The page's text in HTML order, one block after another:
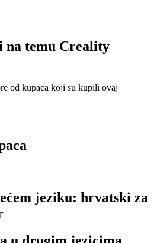
na temu Creality
od kupaca koji su kupili ovaj
jeziku: hrvatski za